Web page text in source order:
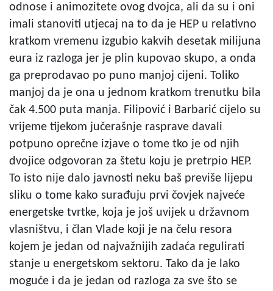
odnose i animozitete ovog dvojca, ali da su i oni
imali stanoviti utjecaj na to da je HEP u relativno
kratkom vremenu izgubio kakvih desetak milijuna
eura iz razloga jer je plin kupovao skupo, a onda
ga preprodavao po puno manjoj cijeni. Toliko
manjoj da je ona u jednom kratkom trenutku bila
čak 4.500 puta manja. Filipović i Barbarić cijelo su
vrijeme tijekom jučerašnje rasprave davali
potpuno oprečne izjave o tome tko je od njih
dvojice odgovoran za štetu koju je pretrpio HEP.
To isto nije dalo javnosti neku baš previše lijepu
sliku o tome kako surađuju prvi čovjek najveće
energetske tvrtke, koja je još uvijek u državnom
vlasništvu, i član Vlade koji je na čelu resora
kojem je jedan od najvažnijih zadaća regulirati
stanje u energetskom sektoru. Tako da je lako
moguće i da je jedan od razloga za sve što se